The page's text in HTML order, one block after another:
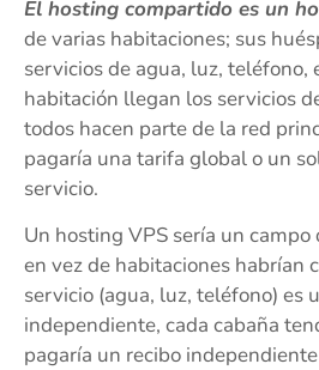
El hosting compartido es un
de varias habitaciones; sus
servicios de agua, luz, teléfono,
habitación llegan los servicios
todos hacen parte de la red
pagaría una tarifa global o un
servicio.
Un hosting VPS sería un
en vez de habitaciones habrían
servicio (agua, luz, teléfono) es
independiente, cada cabaña
pagaría un recibo